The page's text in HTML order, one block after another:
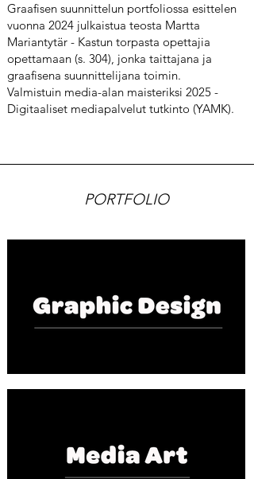
Graafisen suunnittelun portfoliossa esittelen
vuonna 2024 julkaistua teosta Martta
Mariantytär - Kastun torpasta opettajia
opettamaan (s. 304), jonka taittajana ja
graafisena suunnittelijana toimin.
Valmistuin media-alan maisteriksi 2025 -
Digitaaliset mediapalvelut tutkinto (YAMK).
PORTFOLIO